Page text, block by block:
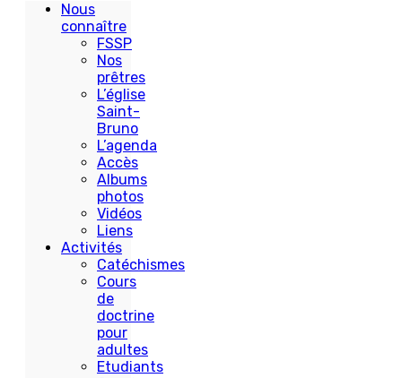
Nous
connaître
FSSP
Nos
prêtres
L’église
Saint-
Bruno
L’agenda
Accès
Albums
photos
Vidéos
Liens
Activités
Catéchismes
Cours
de
doctrine
pour
adultes
Etudiants